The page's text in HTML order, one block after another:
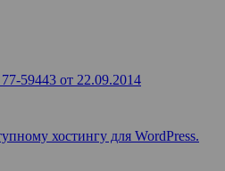
59443 от 22.09.2014
хостингу для WordPress.